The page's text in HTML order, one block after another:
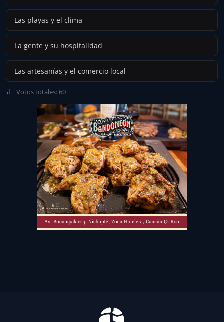
Las playas y el clima
La gente y su hospitalidad
Las artesanías y el comercio local
Votos totales: 60